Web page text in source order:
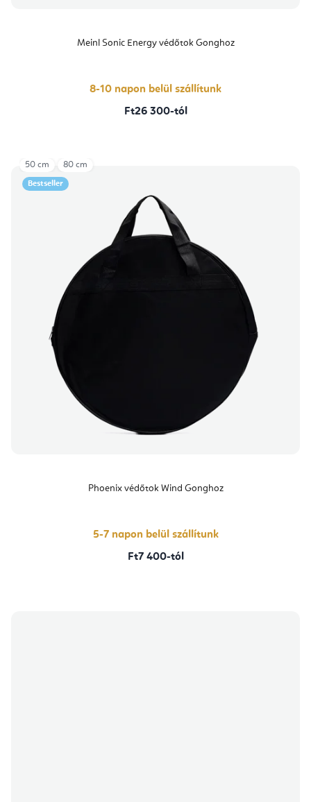
Meinl Sonic Energy védőtok Gonghoz
8-10 napon belül szállítunk
Ft26 300-tól
Bestseller
Phoenix védőtok Wind Gonghoz
5-7 napon belül szállítunk
Ft7 400-tól
50 cm 80 cm